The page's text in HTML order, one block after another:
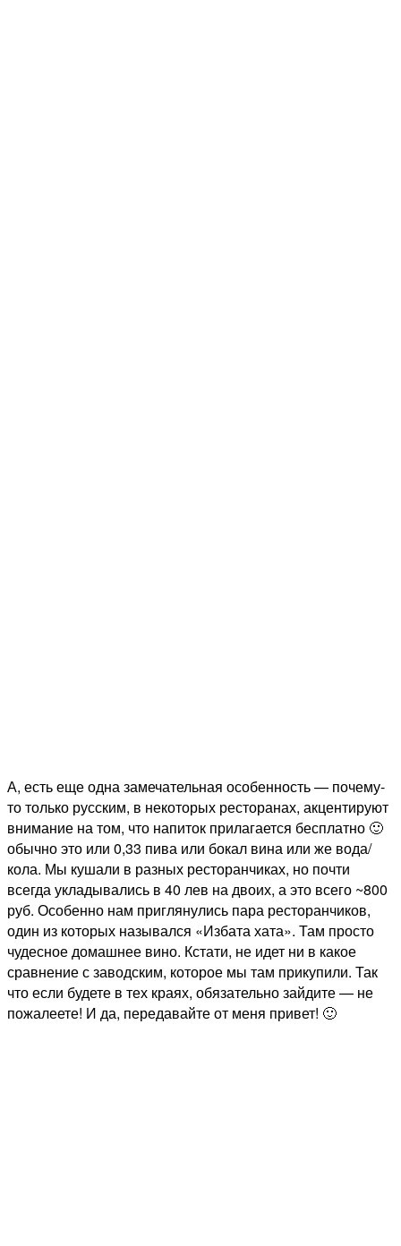
А, есть еще одна замечательная особенность — почему-
то только русским, в некоторых ресторанах, акцентируют
внимание на том, что напиток прилагается бесплатно 🙂
обычно это или 0,33 пива или бокал вина или же вода/
кола. Мы кушали в разных ресторанчиках, но почти
всегда укладывались в 40 лев на двоих, а это всего ~800
руб. Особенно нам приглянулись пара ресторанчиков,
один из которых назывался «Избата хата». Там просто
чудесное домашнее вино. Кстати, не идет ни в какое
сравнение с заводским, которое мы там прикупили. Так
что если будете в тех краях, обязательно зайдите — не
пожалеете! И да, передавайте от меня привет! 🙂